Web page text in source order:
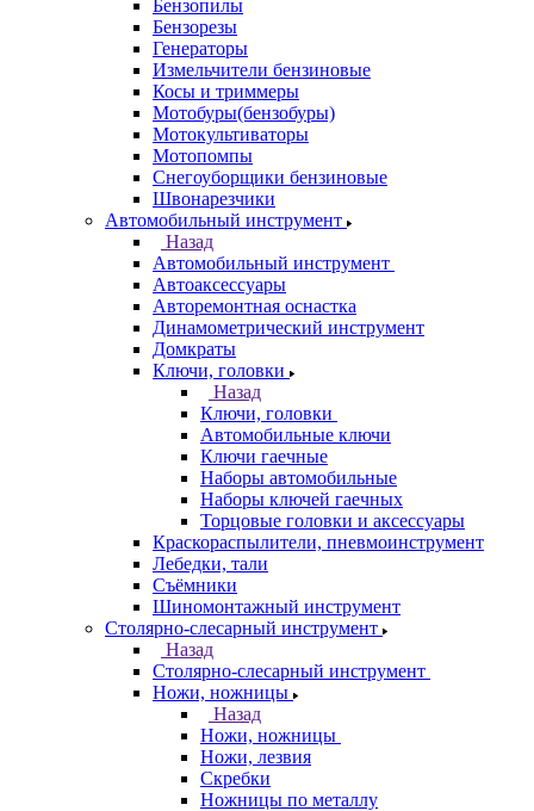
Бензопилы
Бензорезы
Генераторы
Измельчители бензиновые
Косы и триммеры
Мотобуры(бензобуры)
Мотокультиваторы
Мотопомпы
Снегоуборщики бензиновые
Швонарезчики
Автомобильный инструмент
Назад
Автомобильный инструмент
Автоаксессуары
Авторемонтная оснастка
Динамометрический инструмент
Домкраты
Ключи, головки
Назад
Ключи, головки
Автомобильные ключи
Ключи гаечные
Наборы автомобильные
Наборы ключей гаечных
Торцовые головки и аксессуары
Краскораспылители, пневмоинструмент
Лебедки, тали
Съёмники
Шиномонтажный инструмент
Столярно-слесарный инструмент
Назад
Столярно-слесарный инструмент
Ножи, ножницы
Назад
Ножи, ножницы
Ножи, лезвия
Скребки
Ножницы по металлу